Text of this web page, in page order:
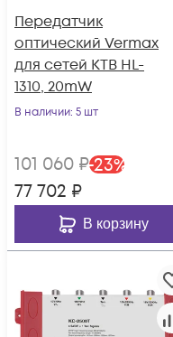
Передатчик
оптический Vermax
для сетей КТВ HL-
1310, 20mW
В наличии: 5 шт
101 060 ₽-23%
77 702 ₽
В корзину